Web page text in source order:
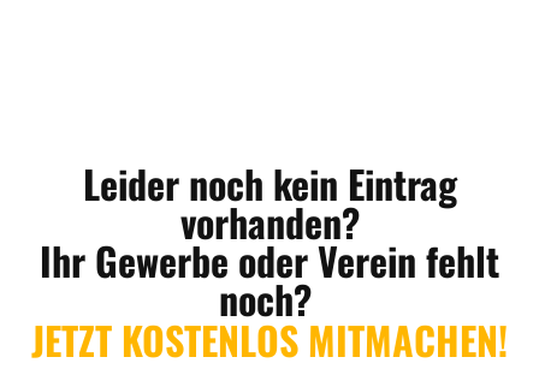
Leider noch kein Eintrag
vorhanden?
Ihr Gewerbe oder Verein fehlt
noch?
JETZT KOSTENLOS MITMACHEN!